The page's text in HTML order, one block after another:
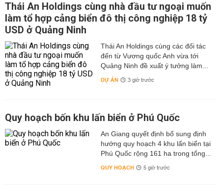
Thái An Holdings cùng nhà đầu tư ngoại muốn
làm tổ hợp cảng biển đô thị công nghiệp 18 tỷ
USD ở Quảng Ninh
Thái An Holdings cùng các đối tác
đến từ Vương quốc Anh vừa tới
Quảng Ninh đề xuất ý tưởng làm...
DỰ ÁN 3 giờ trước
Quy hoạch bốn khu lấn biển ở Phú Quốc
An Giang quyết định bổ sung định
hướng quy hoạch 4 khu lấn biển tại
Phú Quốc rộng 161 ha trong tổng...
QUY HOẠCH 5 giờ trước